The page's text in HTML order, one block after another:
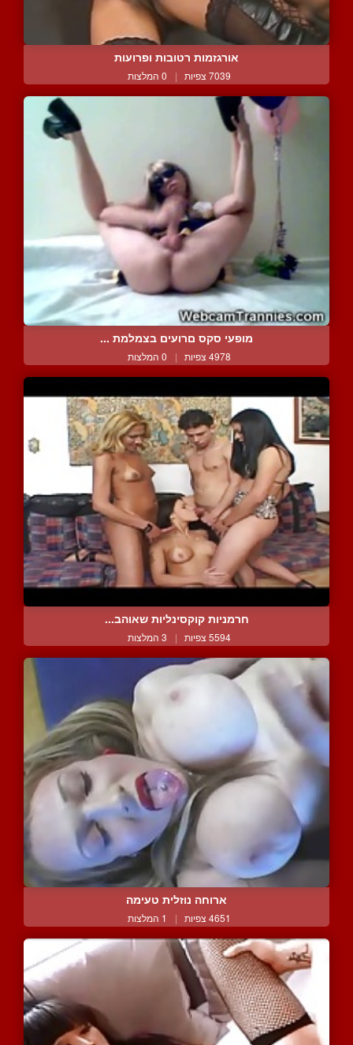
אורגזמות רטובות ופרועות
7039 צפיות | 0 המלצות
מופעי סקס םרועים בצמלמת ...
4978 צפיות | 0 המלצות
חרמניות קוקסינליות שאוהב...
5594 צפיות | 3 המלצות
ארוחה נוזלית טעימה
4651 צפיות | 1 המלצות